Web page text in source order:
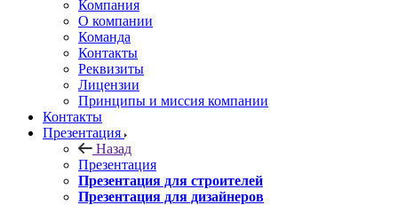
Компания
О компании
Команда
Контакты
Реквизиты
Лицензии
Принципы и миссия компании
Контакты
Презентация
Назад
Презентация
Презентация для строителей
Презентация для дизайнеров